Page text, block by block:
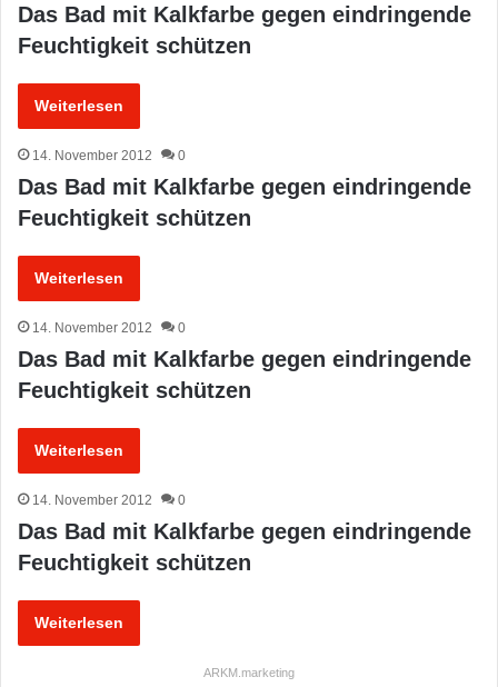
Das Bad mit Kalkfarbe gegen eindringende
Feuchtigkeit schützen
Weiterlesen
14. November 2012 0
Das Bad mit Kalkfarbe gegen eindringende
Feuchtigkeit schützen
Weiterlesen
14. November 2012 0
Das Bad mit Kalkfarbe gegen eindringende
Feuchtigkeit schützen
Weiterlesen
14. November 2012 0
Das Bad mit Kalkfarbe gegen eindringende
Feuchtigkeit schützen
Weiterlesen
ARKM.marketing